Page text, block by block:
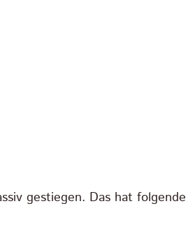
gestiegen. Das hat folgende